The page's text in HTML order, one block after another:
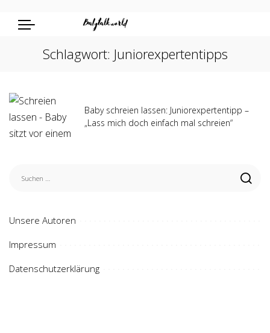
Schlagwort: Juniorexpertentipps
Baby schreien lassen: Juniorexpertentipp –
„Lass mich doch einfach mal schreien“
Unsere Autoren
Impressum
Datenschutzerklärung